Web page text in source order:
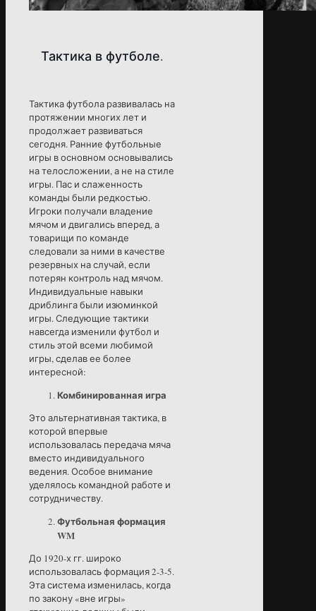
Тактика в футболе.
Тактика футбола развивалась на
протяжении многих лет и
продолжает развиваться
сегодня. Ранние футбольные
игры в основном основывались
на телосложении, а не на стиле
игры. Пас и слаженность
команды были редкостью.
Игроки получали владение
мячом и двигались вперед, а
товарищи по команде
следовали за ними в качестве
резервных на случай, если
потерян контроль над мячом.
Индивидуальные навыки
дриблинга были изюминкой
игры. Следующие тактики
навсегда изменили футбол и
стиль этой всеми любимой
игры, сделав ее более
интересной:
Комбинированная игра
Это альтернативная тактика, в
которой впервые
использовалась передача мяча
вместо индивидуального
ведения. Особое внимание
уделялось командной работе и
сотрудничеству.
Футбольная формация
WM
До 1920-х гг. широко
использовалась формация 2-3-5.
Эта система изменилась, когда
по закону «вне игры»